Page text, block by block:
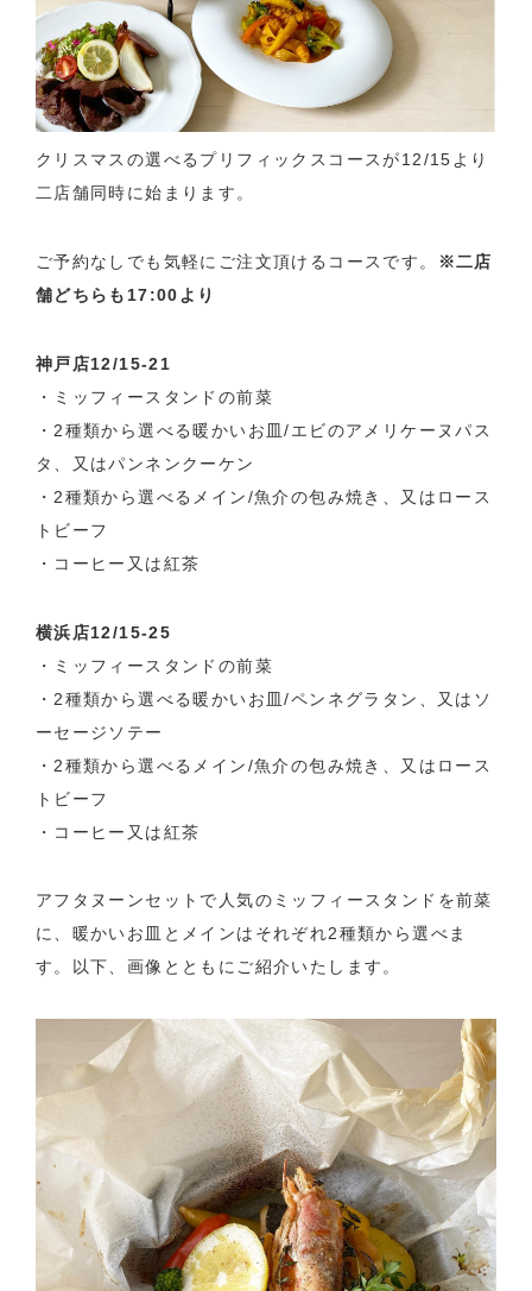
クリスマスの選べるプリフィックスコースが12/15より
二店舗同時に始まります。
ご予約なしでも気軽にご注文頂けるコースです。
※二店
舗どちらも17:00より
神戸店12/15-21
・ミッフィースタンドの前菜
・2種類から選べる暖かいお皿/エビのアメリケーヌパス
タ、又はパンネンクーケン
・2種類から選べるメイン/魚介の包み焼き、又はロース
トビーフ
・コーヒー又は紅茶
横浜店12/15-25
・ミッフィースタンドの前菜
・2種類から選べる暖かいお皿/ペンネグラタン、又はソ
ーセージソテー
・2種類から選べるメイン/魚介の包み焼き、又はロース
トビーフ
・コーヒー又は紅茶
アフタヌーンセットで人気のミッフィースタンドを前菜
に、暖かいお皿とメインはそれぞれ2種類から選べま
す。以下、画像とともにご紹介いたします。